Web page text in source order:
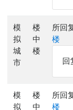
模
拟
城
市
楼
中
楼
所回
楼
回
模
拟
楼
中
所回
楼